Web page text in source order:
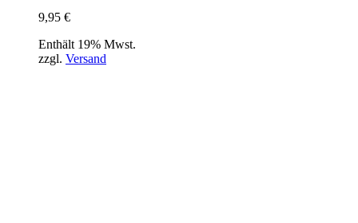
9,95 €
Enthält 19% Mwst.
zzgl. Versand